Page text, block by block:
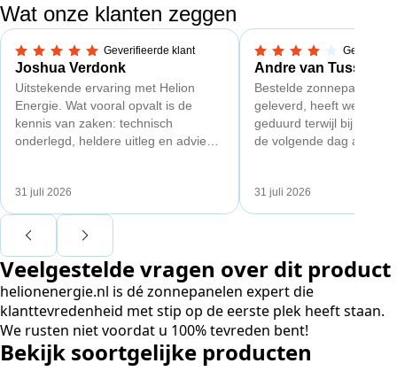
Wat onze klanten zeggen
Geverifieerde klant
5,0 van 5 sterren
Joshua Verdonk
Uitstekende ervaring met Helion
Energie. Wat vooral opvalt is de
kennis van zaken: technisch
onderlegd, heldere uitleg en advies
Ook de nazorg is uitgebreid.
Voor ondernemers extra interessant:
capaciteitsprobleem. Een zwaardere
aansluiting via de netbeheerder
betekende een fors bedrag, wachttijd
en hoger vastrecht. Via Helion
bereikten we hetzelfde voor een
kwart van die kosten, plus
noodstroom voor de hele camping
31 juli 2026
4 van 5 sterren
Andre van
Bestelde zonnepanelen
geleverd, heeft wel een
geduurd terwijl bij een
de volgende dag al
31 juli 2026
Veelgestelde vragen over dit product
helionenergie.nl is dé zonnepanelen expert die
klanttevredenheid met stip op de eerste plek heeft staan.
We rusten niet voordat u 100% tevreden bent!
Bekijk soortgelijke producten